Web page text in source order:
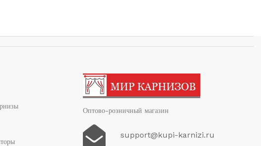
Оптово-розничный магазин
support@kupi-karnizi.ru